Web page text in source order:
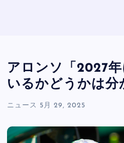
アロンソ「2027年
いるかどうかは分
ニュース 5月 29, 2025